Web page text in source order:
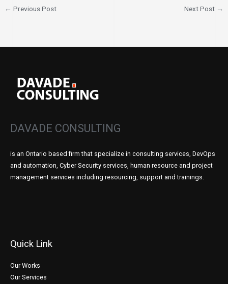
← Previous Post Next Post →
DAVADE CONSULTING
is an Ontario based firm that specialize in consulting services, DevOps
and automation, Cyber Security services, human resource and project
management services including resourcing, support and trainings.
Quick Link
Our Works
Our Services